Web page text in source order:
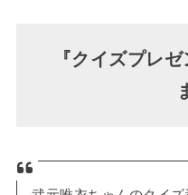
『クイズプレ